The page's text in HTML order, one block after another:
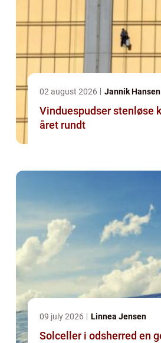
02 august 2026 Jannik Hansen
Vinduespudser stenløse klar udsigt
året rundt
09 july 2026 Linnea Jensen
Solceller i odsherred en genvej til